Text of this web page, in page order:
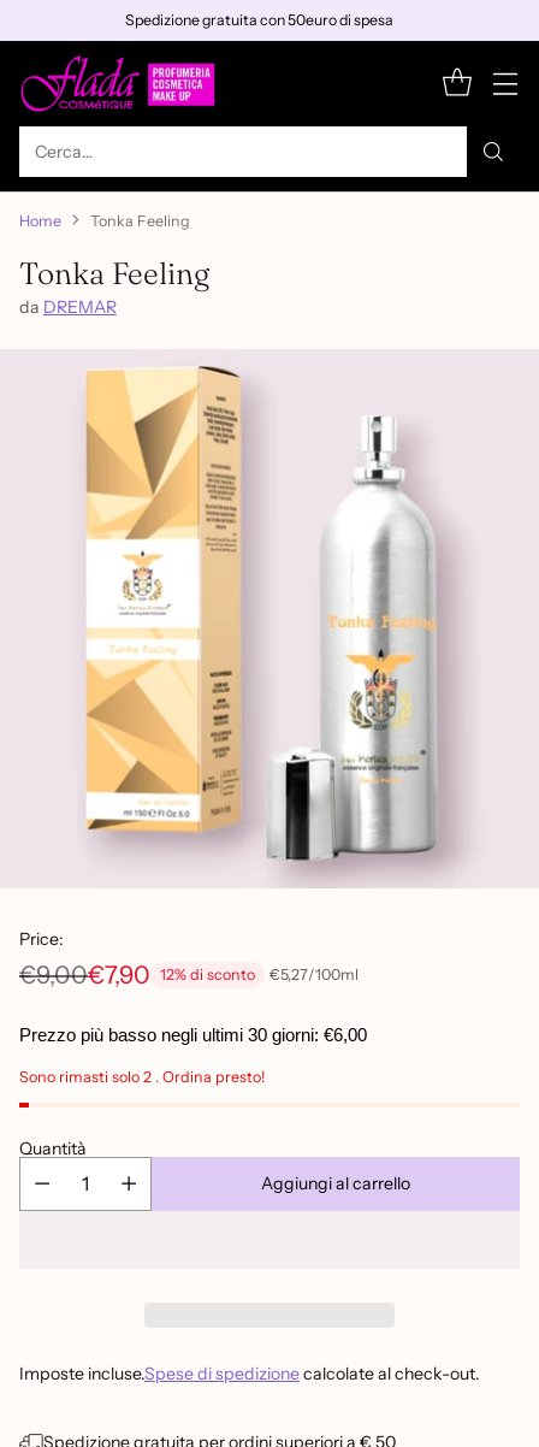
Spedizione gratuita con 50euro di spesa
Cerca…
Home Tonka Feeling
Tonka Feeling
da DREMAR
Price:
Prezzo
di
listino
€9,00€7,90 12% di sconto
Prezzo
€5,27/
per 100ml
Prezzo più basso negli ultimi 30 giorni: €6,00
Sono rimasti solo 2 . Ordina presto!
Quantità
Aggiungi al carrello
Imposte incluse.Spese di spedizionecalcolate al check-out.
Spedizione gratuita per ordini superiori a € 50